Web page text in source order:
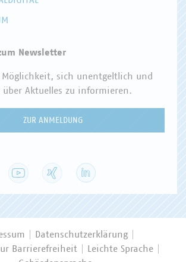
Newsletter
Möglichkeit, sich unentgeltlich und
Aktuelles zu informieren.
ZUR ANMELDUNG
YouTube
Datenschutzerklärung
Barrierefreiheit
Leichte Sprache